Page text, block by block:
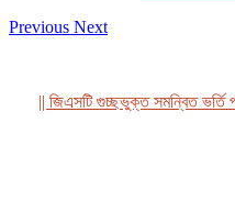
Previous Next
|| জিএসটি গুচ্ছভুক্ত সমন্বিত ভর্তি